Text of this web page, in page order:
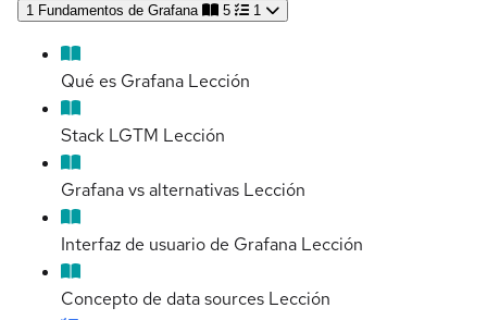
1 Fundamentos de Grafana 5 1
Qué es Grafana Lección
Stack LGTM Lección
Grafana vs alternativas Lección
Interfaz de usuario de Grafana Lección
Concepto de data sources Lección